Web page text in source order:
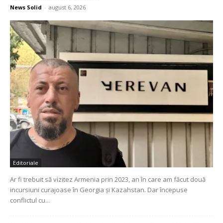
News Solid - august 6, 2026
Editoriale
Ar fi trebuit să vizitez Armenia prin 2023, an în care am făcut două
incursiuni curajoase în Georgia și Kazahstan. Dar începuse
conflictul cu...